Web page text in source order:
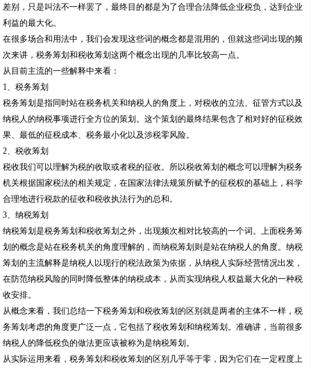
关于，我们可以先从概念上来看一下
其实，这两个词的概念在我们现阶段的法规政策中并没有一个十分标准或者说明确
的答案。
一般情况下，和税务筹划、税收筹划这两个概念类似的说法还有节税筹划、合理避
税筹划、纳税筹划、税收规划、税收计划等等。在我们一般人的理解中并没有什么
差别，只是叫法不一样罢了，最终目的都是为了合理合法降低企业税负，达到企业
利益的最大化。
在很多场合和用法中，我们会发现这些词的概念都是混用的，但就这些词出现的频
次来讲，税务筹划和税收筹划这两个概念出现的几率比较高一点。
从目前主流的一些解释中来看：
1、税务筹划
税务筹划是指同时站在税务机关和纳税人的角度上，对税收的立法、征管方式以及
纳税人的纳税事项进行全方位的策划。这个策划的最终结果包含了相对好的征税效
果、最低的征税成本、税务最小化以及涉税零风险。
2、税收筹划
税收我们可以理解为税的收取或者税的征收。所以税收筹划的概念可以理解为税务
机关根据国家税法的相关规定，在国家法律法规策所赋予的征税权的基础上，科学
合理地进行税款的征收和税收执法行为的总和。
3、纳税筹划
纳税筹划是税务筹划和税收筹划之外，出现频次相对比较高的一个词。上面税务筹
划的概念是站在税务机关的角度理解的，而纳税筹划则是站在纳税人的角度。纳税
筹划的主流解释是纳税人以现行的税法政策为依据，从纳税人实际经营情况出发，
在防范纳税风险的同时降低整体的纳税成本，从而实现纳税人权益最大化的一种税